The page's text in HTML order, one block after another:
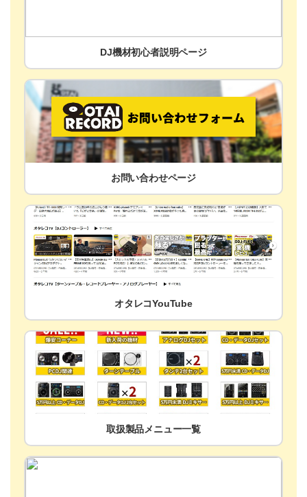
DJ機材初心者説明ページ
お問い合わせページ
オタレコYouTube
取扱製品メニュー一覧